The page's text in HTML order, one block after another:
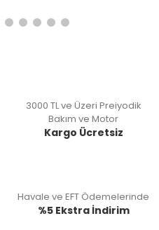
3000 TL ve Üzeri Preiyodik
Bakım ve Motor
Kargo Ücretsiz
Havale ve EFT Ödemelerinde
%5 Ekstra İndirim